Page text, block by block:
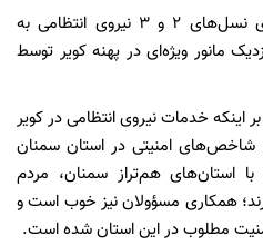
۲ و ۳ نیروی انتظامی به
مانور ویژه‌ای در پهنه کویر توسط
اینکه خدمات نیروی انتظامی در کویر
امنیتی در استان سمنان
استان‌های هم‌تراز سمنان، مردم
همکاری مسؤولان نیز خوب است و
مطلوب در این استان شده است.